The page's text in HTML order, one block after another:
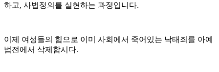
하고, 사법정의를 실현하는 과정입니다.
이제 여성들의 힘으로 이미 사회에서 죽어있는 낙태죄를 아예
법전에서 삭제합시다.